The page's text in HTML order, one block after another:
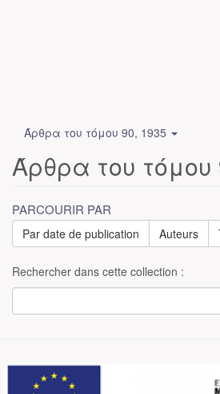
Άρθρα του τόμου 90, 1935
Άρθρα του τόμου
PARCOURIR PAR
Par date de publication Auteurs
Rechercher dans cette collection :